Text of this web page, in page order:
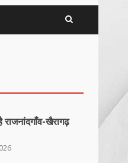
राजनांदगाँव-खैरागढ़